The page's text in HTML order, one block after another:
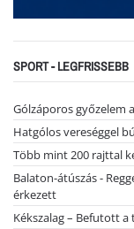
SPORT - LEGFRISSEBB
Gólzáporos győzelem
Hatgólos vereséggel
Több mint 200 rajttal
Balaton-átúszás -
érkezett
Kékszalag – Befutott